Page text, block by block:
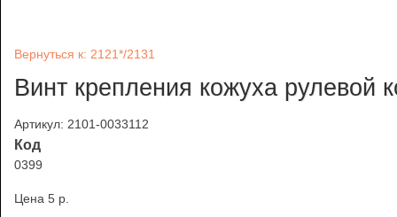
Вернуться к: 2121*/2131
Винт крепления кожуха рулевой
Артикул: 2101-0033112
Код
0399
Цена 5 p.